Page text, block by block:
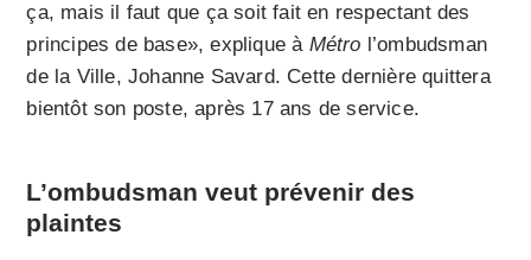
ça, mais il faut que ça soit fait en respectant des
principes de base», explique à Métro l’ombudsman
de la Ville, Johanne Savard. Cette dernière quittera
bientôt son poste, après 17 ans de service.
L’ombudsman veut prévenir des
plaintes